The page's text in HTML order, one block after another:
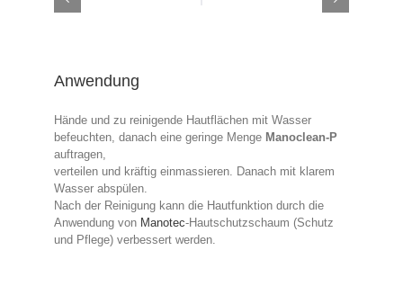
Anwendung
Hände und zu reinigende Hautflächen mit Wasser
befeuchten, danach eine geringe Menge Manoclean-P
auftragen,
verteilen und kräftig einmassieren. Danach mit klarem
Wasser abspülen.
Nach der Reinigung kann die Hautfunktion durch die
Anwendung von Manotec-Hautschutzschaum (Schutz
und Pflege) verbessert werden.